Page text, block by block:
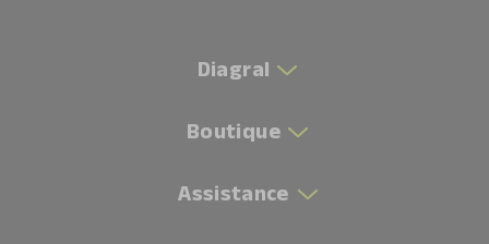
Diagral
Boutique
Assistance